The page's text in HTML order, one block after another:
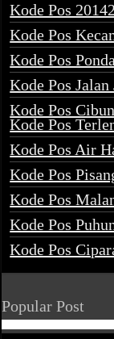
Kode Pos 20142
Kode Pos
Kode Pos
Kode Pos
Kode Pos
Kode Pos
Kode Pos Air
Kode Pos
Kode Pos
Kode Pos
Kode Pos
Popular Post